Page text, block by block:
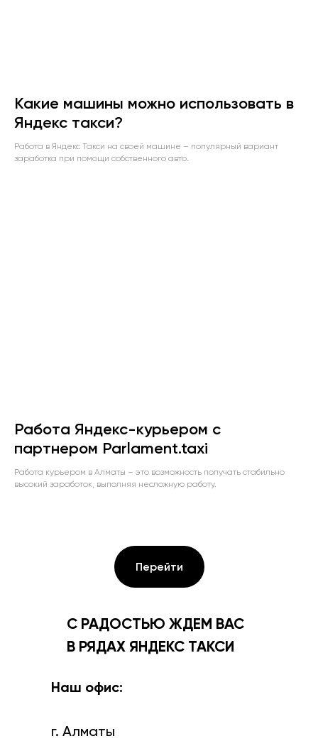
Какие машины можно использовать в
Яндекс такси?
Работа в Яндекс Такси на своей машине – популярный вариант
заработка при помощи собственного авто.
Работа Яндекс-курьером с
партнером Parlament.taxi
Работа курьером в Алматы – это возможность получать стабильно
высокий заработок, выполняя несложную работу.
Перейти
С РАДОСТЬЮ ЖДЕМ ВАС
В РЯДАХ ЯНДЕКС ТАКСИ
Наш офис:
г. Алматы